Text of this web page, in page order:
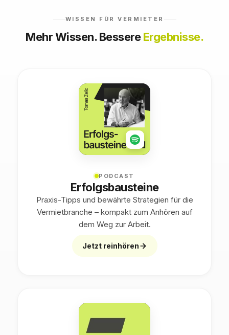
WISSEN FÜR VERMIETER
Mehr Wissen. BessereErgebnisse.
PODCAST
Erfolgsbausteine
Praxis-Tipps und bewährte Strategien für die
Vermietbranche – kompakt zum Anhören auf
dem Weg zur Arbeit.
Jetzt reinhören